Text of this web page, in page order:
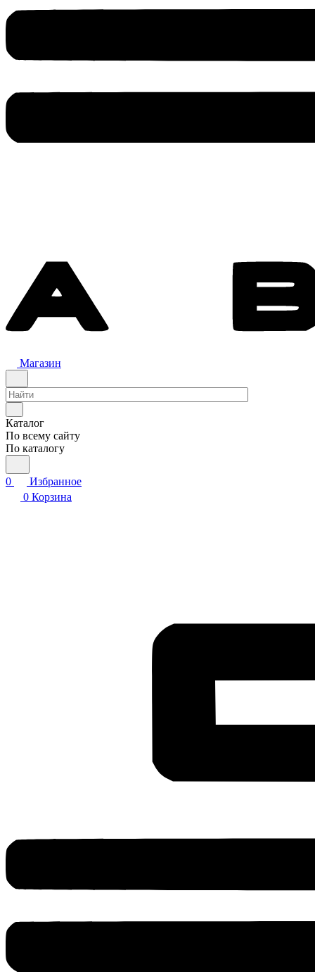
Магазин
Каталог
По всему сайту
По каталогу
0
Избранное
0 Корзина